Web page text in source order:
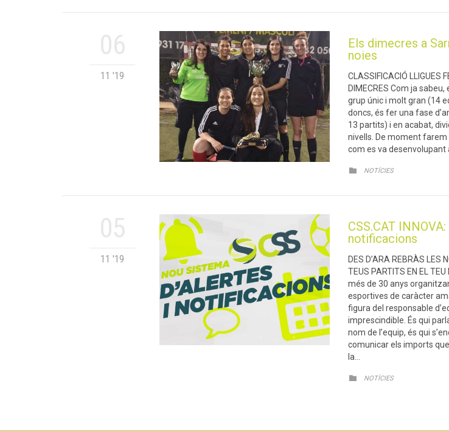
11 '19
Els dimecres a
noies
CLASSIFICACIÓ LLIGUES
DIMECRES Com ja
grup únic i molt gran (14
doncs, és fer una fase
13 partits) i en acabat,
nivells. De moment farem
com es va desenvolupant
 CATEGORY
NOTÍCIES
11 '19
CSS.CAT
notificacions
DES D’ARA REBRÀS LES
TEUS PARTITS EN EL
més de 30 anys
esportives de caràcter
figura del responsable
imprescindible. És qui
nom de l’equip, és qui
comunicar els imports
la…
 CATEGORY
NOTÍCIES